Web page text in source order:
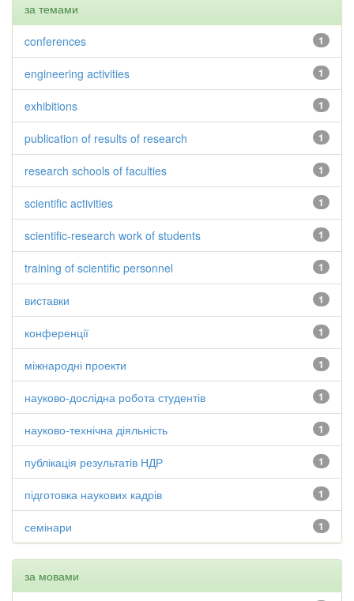
за темами
1
conferences
1
engineering activities
1
exhibitions
1
publication of results of research
1
research schools of faculties
1
scientific activities
1
scientific-research work of students
1
training of scientific personnel
1
виставки
1
конференції
1
міжнародні проекти
1
науково-дослідна робота студентів
1
науково-технічна діяльність
1
публікація результатів НДР
1
підготовка наукових кадрів
1
семінари
за мовами